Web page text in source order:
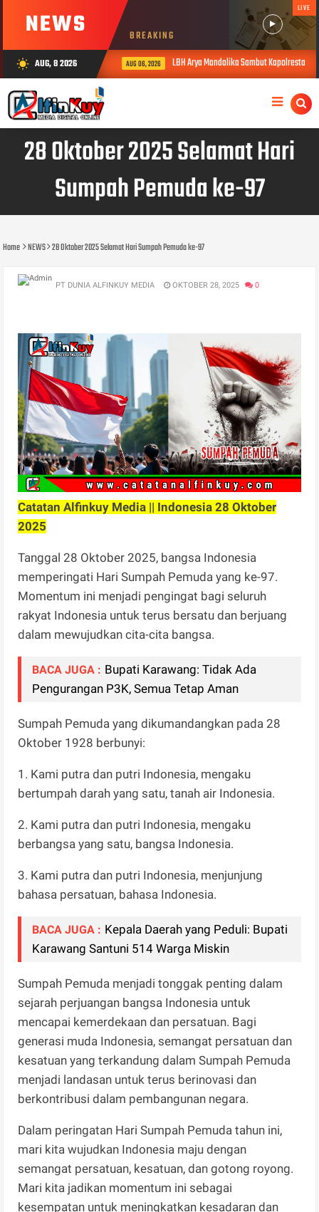
NEWS BREAKING
LIVE
wb_sunny AUG, 8 2026 AUG 06, 2026 LBH Arya Mandalika Sambut Kapolresta
28 Oktober 2025 Selamat Hari
Sumpah Pemuda ke-97
Home NEWS 28 Oktober 2025 Selamat Hari Sumpah Pemuda ke-97
PT DUNIA ALFINKUY MEDIA OKTOBER 28, 2025 0
Catatan Alfinkuy Media || Indonesia 28 Oktober
2025
Tanggal 28 Oktober 2025, bangsa Indonesia
memperingati Hari Sumpah Pemuda yang ke-97.
Momentum ini menjadi pengingat bagi seluruh
rakyat Indonesia untuk terus bersatu dan berjuang
dalam mewujudkan cita-cita bangsa.
BACA JUGA : Bupati Karawang: Tidak Ada
Pengurangan P3K, Semua Tetap Aman
Sumpah Pemuda yang dikumandangkan pada 28
Oktober 1928 berbunyi:
1. Kami putra dan putri Indonesia, mengaku
bertumpah darah yang satu, tanah air Indonesia.
2. Kami putra dan putri Indonesia, mengaku
berbangsa yang satu, bangsa Indonesia.
3. Kami putra dan putri Indonesia, menjunjung
bahasa persatuan, bahasa Indonesia.
BACA JUGA : Kepala Daerah yang Peduli: Bupati
Karawang Santuni 514 Warga Miskin
Sumpah Pemuda menjadi tonggak penting dalam
sejarah perjuangan bangsa Indonesia untuk
mencapai kemerdekaan dan persatuan. Bagi
generasi muda Indonesia, semangat persatuan dan
kesatuan yang terkandung dalam Sumpah Pemuda
menjadi landasan untuk terus berinovasi dan
berkontribusi dalam pembangunan negara.
Dalam peringatan Hari Sumpah Pemuda tahun ini,
mari kita wujudkan Indonesia maju dengan
semangat persatuan, kesatuan, dan gotong royong.
Mari kita jadikan momentum ini sebagai
kesempatan untuk meningkatkan kesadaran dan